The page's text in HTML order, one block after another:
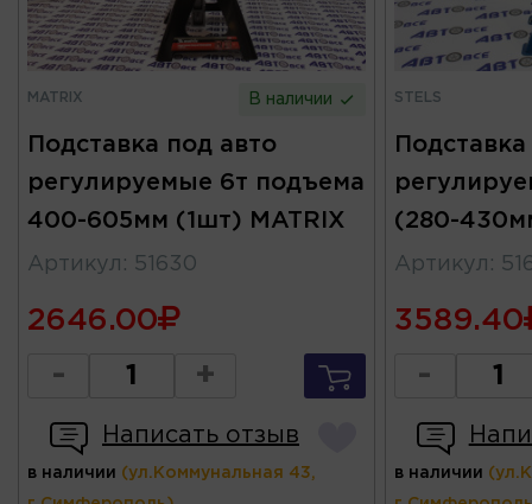
MATRIX В наличии
Подставка под авто
регулируемые 6т подъема
400-605мм (1шт) MATRIX
Артикул : 51630
2646.00
- +
Написать отзыв
в наличии (ул.Коммунальная 43,
STELS
(280-
Артикул :
3589.40
-
в наличии